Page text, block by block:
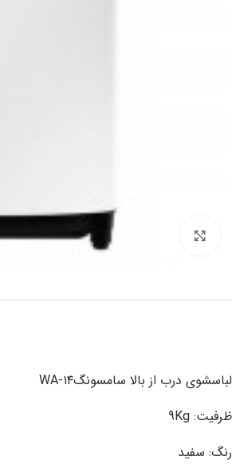
برای بزرگنمایی کلیک کنید
لباسشوی درب از بالا سامسونگWA-۱۴
ظرفیت: 9Kg
رنگ: سفید